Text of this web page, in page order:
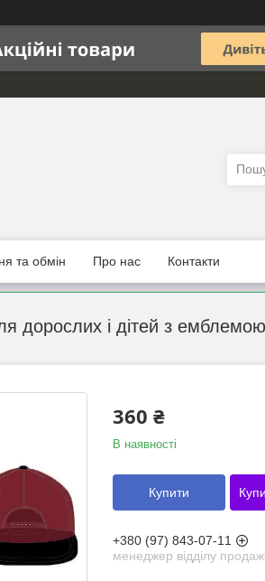
та обмін Про нас Контакти
дорослих і дітей з
360 ₴
В наявності
Купити
+380 (97) 843-07-11
менеджер відділу